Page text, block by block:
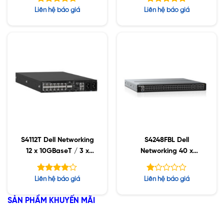
QSFP+
Được xếp
Liên hệ báo giá
Được xếp
Liên hệ báo giá
S4112T Dell Networking
12 x 10GBaseT / 3 x
100GbE QSFP28
Được
4.11
sao
Liên hệ báo giá
S4248FBL Dell
Networking 40 x
10GbE SFP+ / 2 x
QSFP+ / 6 x QSFP28
Được
Liên hệ báo giá
SẢN PHẨM KHUYẾN MÃI